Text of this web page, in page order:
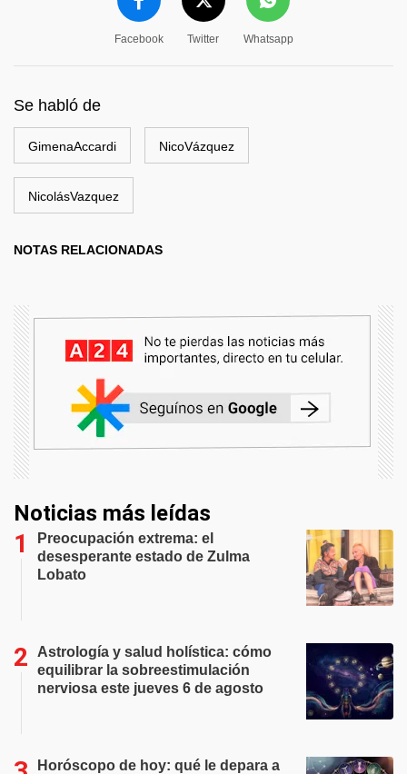
Facebook Twitter Whatsapp
Se habló de
GimenaAccardi NicoVázquez
NicolásVazquez
NOTAS RELACIONADAS
Noticias más leídas
Preocupación extrema: el
desesperante estado de Zulma
Lobato
Astrología y salud holística: cómo
equilibrar la sobreestimulación
nerviosa este jueves 6 de agosto
Horóscopo de hoy: qué le depara a